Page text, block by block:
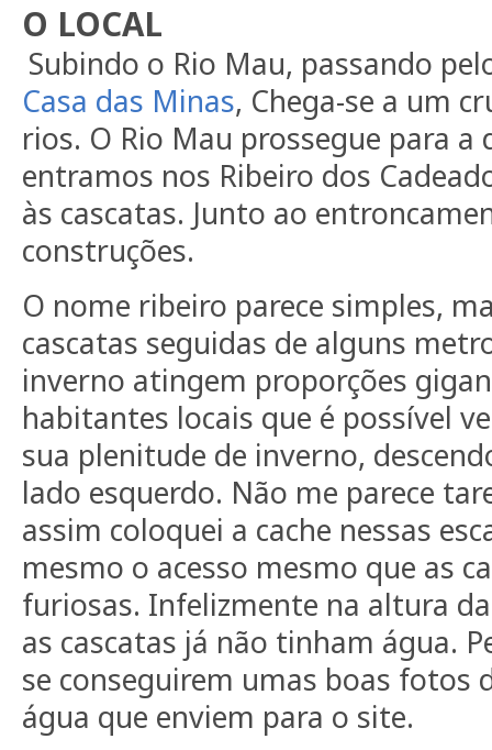
O LOCAL
Subindo o Rio Mau, passando
Casa das Minas, Chega-se a um
rios. O Rio Mau prossegue para a
entramos nos Ribeiro dos
às cascatas. Junto ao
construções.
O nome ribeiro parece simples,
cascatas seguidas de alguns
inverno atingem proporções
habitantes locais que é possível
sua plenitude de inverno,
lado esquerdo. Não me parece
assim coloquei a cache nessas
mesmo o acesso mesmo que as
furiosas. Infelizmente na altura
as cascatas já não tinham água.
se conseguirem umas boas fotos
água que enviem para o site.